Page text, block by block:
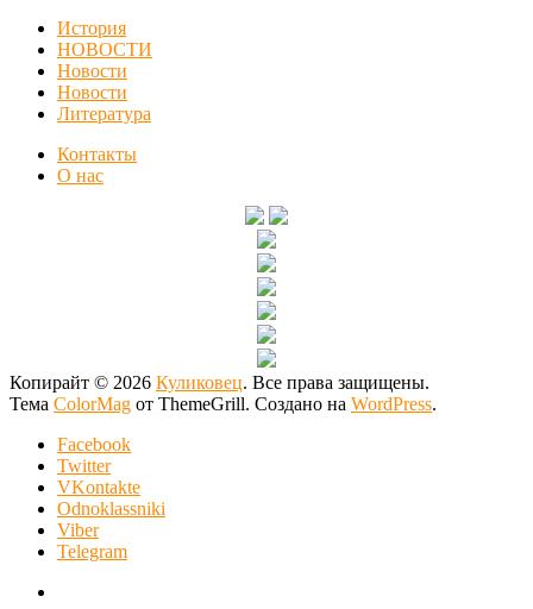
История
НОВОСТИ
Новости
Новости
Литература
Контакты
О нас
Копирайт © 2026 Куликовец. Все права защищены.
Тема ColorMag от ThemeGrill. Создано на WordPress.
Facebook
Twitter
VKontakte
Odnoklassniki
Viber
Telegram